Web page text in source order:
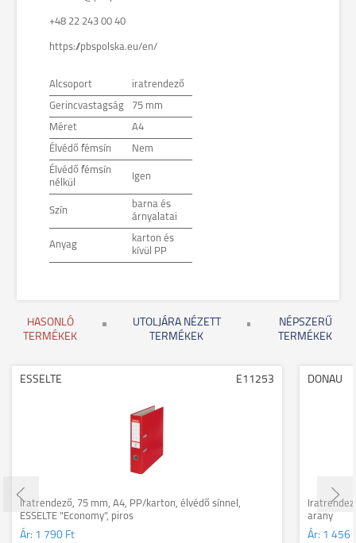
+48 22 243 00 40
https://pbspolska.eu/en/
Alcsoport iratrendező
Gerincvastagság 75 mm
Méret A4
Élvédő fémsín Nem
Élvédő fémsín
nélkül
Igen
Szín
barna és
árnyalatai
Anyag
karton és
kívül PP
HASONLÓ
TERMÉKEK
UTOLJÁRA NÉZETT
TERMÉKEK
NÉPSZERŰ
TERMÉKEK
ESSELTE E11253
Iratrendező, 75 mm, A4, PP/karton, élvédő sínnel,
ESSELTE "Economy", piros
Ár: 1 790 Ft
DONAU
arany
Ár: 1 456